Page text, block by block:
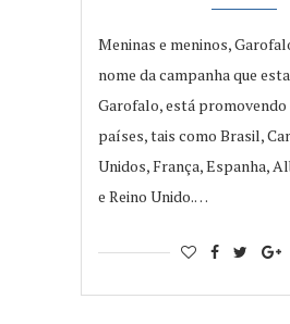
Meninas e meninos,
nome da campanha que
Garofalo, está promovendo
países, tais como Brasil,
Unidos, França, Espanha,
e Reino Unido.…